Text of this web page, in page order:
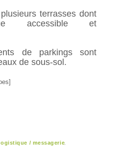
terrasses dont
accessible et
de parkings sont
de sous-sol.
/ messagerie